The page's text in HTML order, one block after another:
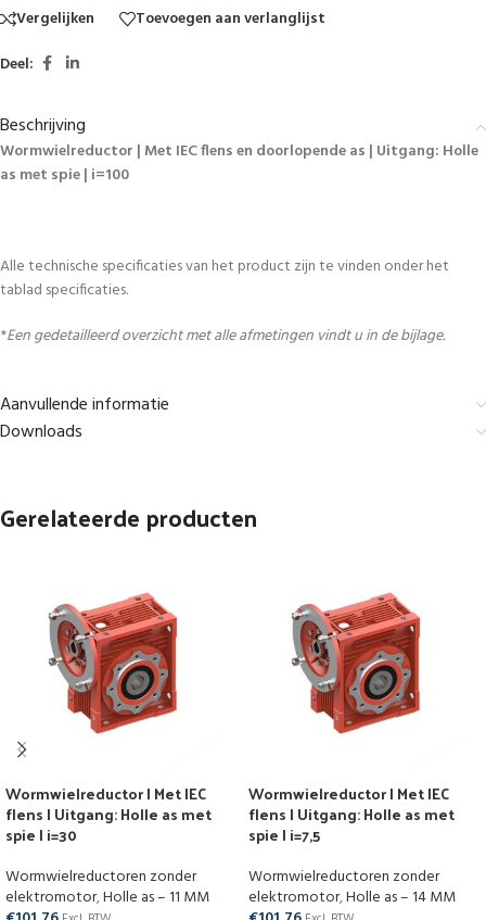
Vergelijken
Toevoegen aan verlanglijst
Deel:
Beschrijving
Wormwielreductor | Met IEC flens en doorlopende as | Uitgang: Holle
as met spie | i=100
Alle technische specificaties van het product zijn te vinden onder het
tablad specificaties.
*Een gedetailleerd overzicht met alle afmetingen vindt u in de bijlage.
Aanvullende informatie
Downloads
Gerelateerde producten
Wormwielreductor | Met IEC
flens | Uitgang: Holle as met
spie | i=30
Wormwielreductoren zonder
elektromotor,Holle as – 11 MM
Wormwielreductor | Met IEC
flens | Uitgang: Holle as met
spie | i=7,5
Wormwielreductoren zonder
elektromotor,Holle as – 14 MM